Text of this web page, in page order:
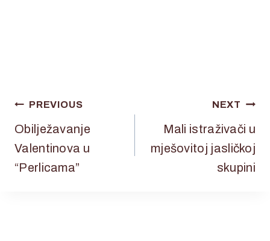
Navigacija
PREVIOUS
Obilježavanje
Valentinova u
“Perlicama”
NEXT
Mali istraživači u
mješovitoj jasličkoj
skupini